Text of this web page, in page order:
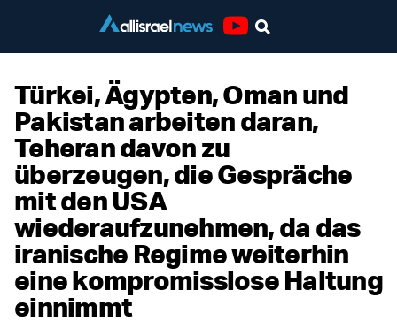
Türkei, Ägypten, Oman und
Pakistan arbeiten daran,
Teheran davon zu
überzeugen, die Gespräche
mit den USA
wiederaufzunehmen, da das
iranische Regime weiterhin
eine kompromisslose Haltung
einnimmt